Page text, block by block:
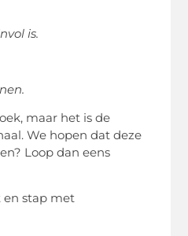
is.
maar het is de
We hopen dat deze
Loop dan eens
en stap met